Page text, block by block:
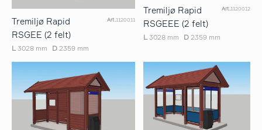
Tremiljø Rapid
RSGEE (2 felt)
Art.1120011
L 3028 mm D 2359 mm
Tremiljø Rapid
RSGEEE (2 felt)
Art.1120012
L 3028 mm D 2359 mm